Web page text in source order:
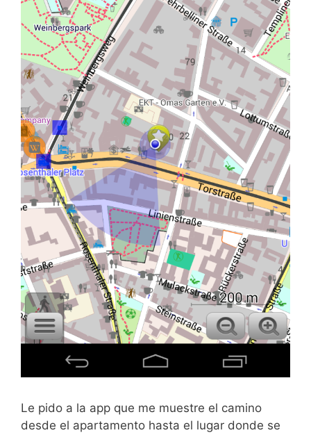
Le pido a la app que me muestre el camino
desde el apartamento hasta el lugar donde se